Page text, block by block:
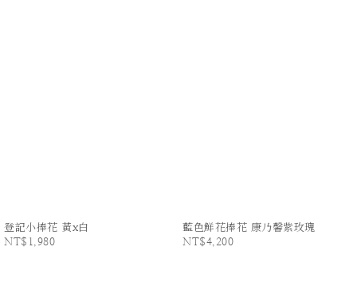
登記小捧花 黃x白
NT$1,980
藍色鮮花捧花 康乃馨紫玫瑰
NT$4,200